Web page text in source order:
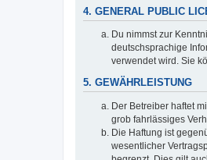
4. GENERAL PUBLIC
Du nimmst zur
deutschsprachige
verwendet wird. Sie
5. GEWÄHRLEISTUNG
Der Betreiber haftet
grob fahrlässiges
Die Haftung ist
wesentlicher